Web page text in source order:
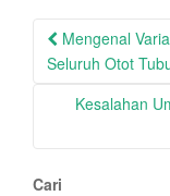
Post
Mengenal
Seluruh Otot
Kesalahan
Cari